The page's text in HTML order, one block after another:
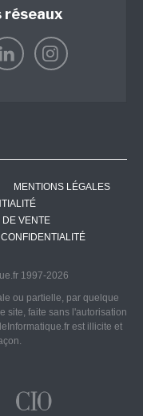
réseaux
MENTIONS LÉGALES
VENTE
1997-2026
ou partielle, par quelque
site, faite sans l'autorisation
est illicite et